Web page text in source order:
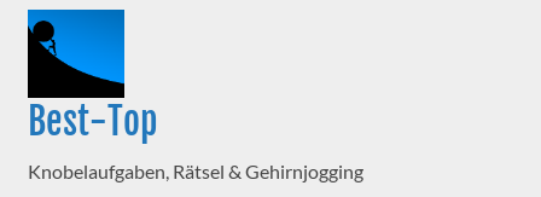
Best-Top
Knobelaufgaben, Rätsel & Gehirnjogging